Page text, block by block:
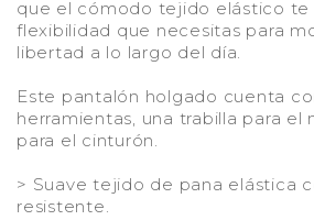
que el cómodo tejido elástico te
flexibilidad que necesitas para
libertad a lo largo del día.
Este pantalón holgado cuenta
herramientas, una trabilla para el
para el cinturón.
> Suave tejido de pana elástica
resistente.